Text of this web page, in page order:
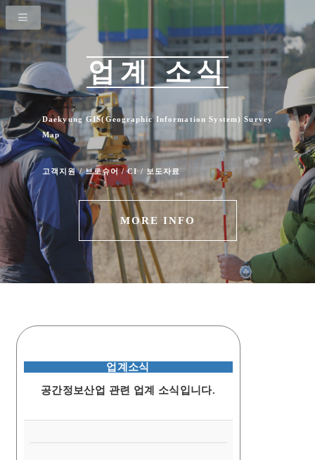
업계 소식
Daekyung GIS(Geographic Information System) Survey
Map
고객지원 / 브로슈어 / CI / 보도자료
MORE INFO
업계소식
공간정보산업 관련 업계 소식입니다.